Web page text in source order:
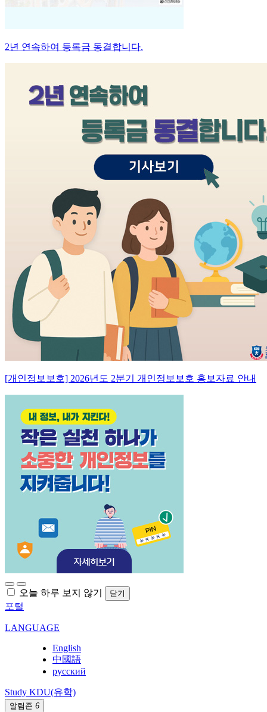
2년 연속하여 등록금 동결합니다.
[개인정보보호] 2026년도 2분기 개인정보보호 홍보자료 안내
오늘 하루 보지 않기 닫기
포털
LANGUAGE
English
中國語
русский
Study KDU(유학)
알림존 6